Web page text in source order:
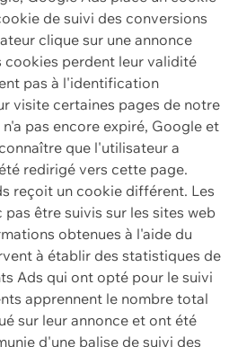
de suivi des conversions
clique sur une annonce
cookies perdent leur validité
pas à l'identification
visite certaines pages de notre
pas encore expiré, Google et
que l'utilisateur a
redirigé vers cette page.
reçoit un cookie différent. Les
être suivis sur les sites web
obtenues à l'aide du
à établir des statistiques de
Ads qui ont opté pour le suivi
apprennent le nombre total
sur leur annonce et ont été
d'une balise de suivi des